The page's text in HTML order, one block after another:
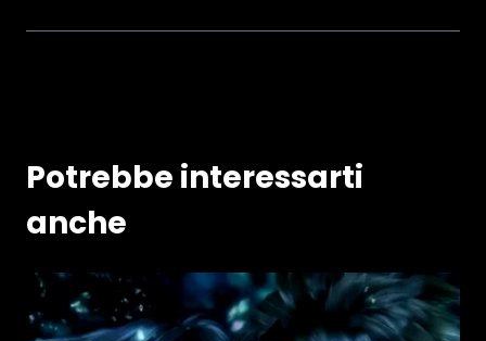
Potrebbe interessarti
anche